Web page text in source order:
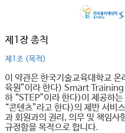
제1장 총칙
제1조 (목적)
이 약관은 한국기술교육대학교
육원”이라 한다) Smart
하 “STEP”이라 한다)이 제공하
“콘텐츠”라고 한다)의 제반 서비
과 회원과의 권리, 의무 및 책임사
규정함을 목적으로 합니다.